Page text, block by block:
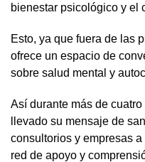
bienestar psicológico y el
Esto, ya que fuera de las
ofrece un espacio de
sobre salud mental y
Así durante más de cuatro
llevado su mensaje de
consultorios y empresas
red de apoyo y